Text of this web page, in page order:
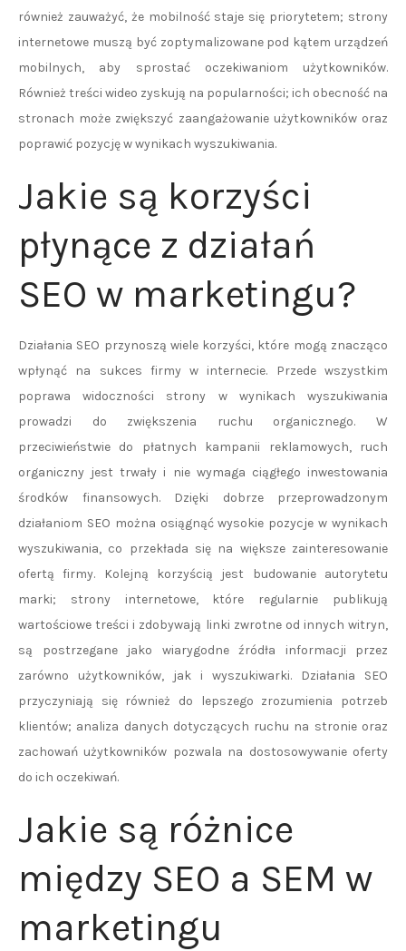
również zauważyć, że mobilność staje się priorytetem; strony
internetowe muszą być zoptymalizowane pod kątem urządzeń
mobilnych, aby sprostać oczekiwaniom użytkowników.
Również treści wideo zyskują na popularności; ich obecność na
stronach może zwiększyć zaangażowanie użytkowników oraz
poprawić pozycję w wynikach wyszukiwania.
Jakie są korzyści
płynące z działań
SEO w marketingu?
Działania SEO przynoszą wiele korzyści, które mogą znacząco
wpłynąć na sukces firmy w internecie. Przede wszystkim
poprawa widoczności strony w wynikach wyszukiwania
prowadzi do zwiększenia ruchu organicznego. W
przeciwieństwie do płatnych kampanii reklamowych, ruch
organiczny jest trwały i nie wymaga ciągłego inwestowania
środków finansowych. Dzięki dobrze przeprowadzonym
działaniom SEO można osiągnąć wysokie pozycje w wynikach
wyszukiwania, co przekłada się na większe zainteresowanie
ofertą firmy. Kolejną korzyścią jest budowanie autorytetu
marki; strony internetowe, które regularnie publikują
wartościowe treści i zdobywają linki zwrotne od innych witryn,
są postrzegane jako wiarygodne źródła informacji przez
zarówno użytkowników, jak i wyszukiwarki. Działania SEO
przyczyniają się również do lepszego zrozumienia potrzeb
klientów; analiza danych dotyczących ruchu na stronie oraz
zachowań użytkowników pozwala na dostosowywanie oferty
do ich oczekiwań.
Jakie są różnice
między SEO a SEM w
marketingu